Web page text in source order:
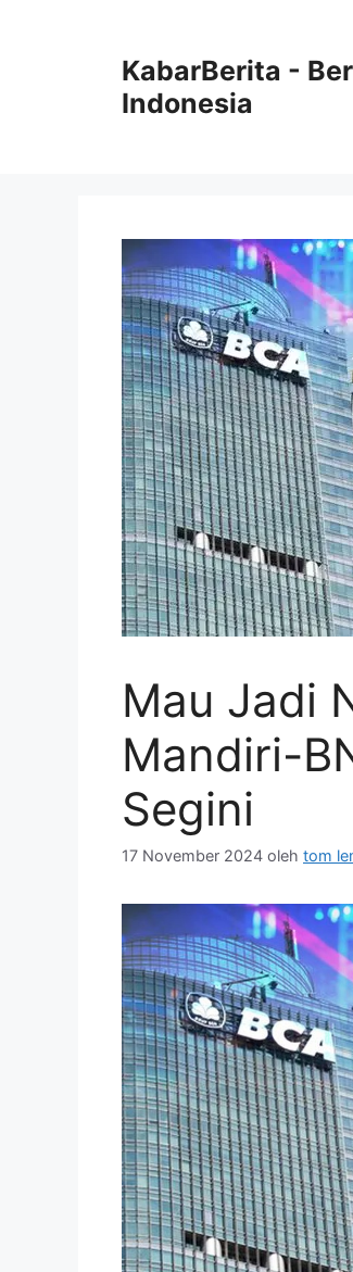
KabarBerita -
Indonesia
Mau Jadi
Mandiri-
Segini
17 November 2024 oleh tom